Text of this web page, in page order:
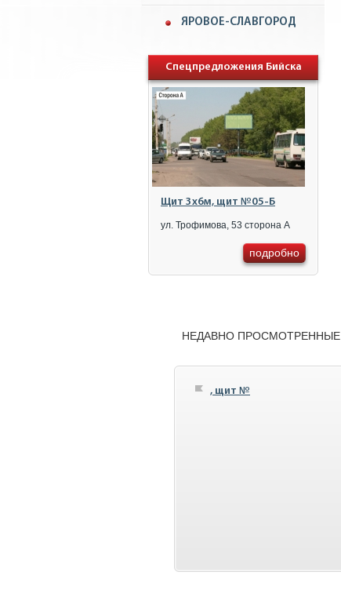
ЯРОВОЕ-СЛАВГОРОД
Спецпредложения Бийска
Щит 3x6м, щит №05-Б
ул. Трофимова, 53 сторона А
подробно
НЕДАВНО ПРОСМОТРЕННЫЕ
, щит №